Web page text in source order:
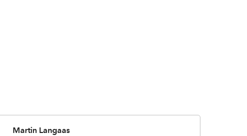
Martin Langaas